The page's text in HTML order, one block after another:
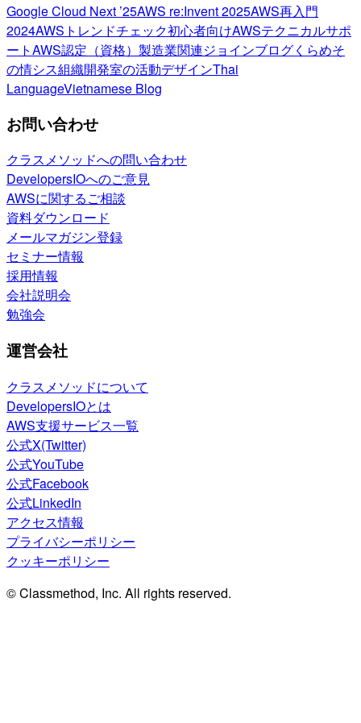
Google Cloud Next ’25AWS re:Invent 2025AWS再入門
2024AWSトレンドチェック初心者向けAWSテクニカルサポ
ートAWS認定（資格） 製造業関連ジョインブログくらめそ
の情シス組織開発室の活動デザインThai
LanguageVietnamese Blog
お問い合わせ
クラスメソッドへの問い合わせ
DevelopersIOへのご意見
AWSに関するご相談
資料ダウンロード
メールマガジン登録
セミナー情報
採用情報
会社説明会
勉強会
運営会社
クラスメソッドについて
DevelopersIOとは
AWS支援サービス一覧
公式X(Twitter)
公式YouTube
公式Facebook
公式LinkedIn
アクセス情報
プライバシーポリシー
クッキーポリシー
© Classmethod, Inc. All rights reserved.